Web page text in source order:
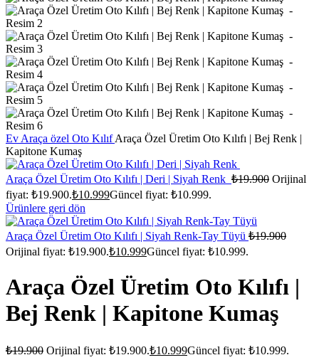
Ev Araça özel Oto KılıfAraça Özel Üretim Oto Kılıfı | Bej Renk |
Kapitone Kumaş
Araça Özel Üretim Oto Kılıfı | Deri | Siyah Renk ₺19.900 Orijinal
fiyat: ₺19.900.₺10.999Güncel fiyat: ₺10.999.
Ürünlere geri dön
Araça Özel Üretim Oto Kılıfı | Siyah Renk-Tay Tüyü ₺19.900
Orijinal fiyat: ₺19.900.₺10.999Güncel fiyat: ₺10.999.
Araça Özel Üretim Oto Kılıfı |
Bej Renk | Kapitone Kumaş
₺19.900 Orijinal fiyat: ₺19.900.₺10.999Güncel fiyat: ₺10.999.